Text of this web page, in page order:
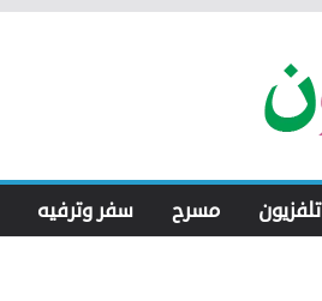
تلفزيون مسرح سفر وترفيه